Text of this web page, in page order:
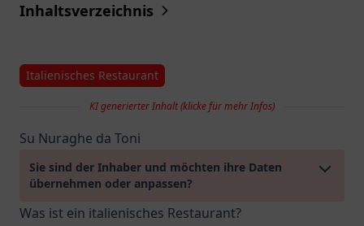
Inhaltsverzeichnis
Italienisches Restaurant
KI generierter Inhalt (klicke für mehr Infos)
Su Nuraghe da Toni
Sie sind der Inhaber und möchten ihre Daten
übernehmen oder anpassen?
Was ist ein italienisches Restaurant?